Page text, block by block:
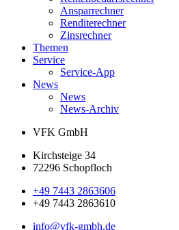
Ansparrechner
Renditerechner
Zinsrechner
Themen
Service
Service-App
News
News
News-Archiv
VFK GmbH
Kirchsteige 34
72296 Schopfloch
+49 7443 2863606
+49 7443 2863610
info@vfk-gmbh.de